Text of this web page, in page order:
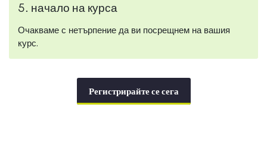
5. начало на курса
Очакваме с нетърпение да ви посрещнем на вашия
курс.
Регистрирайте се сега